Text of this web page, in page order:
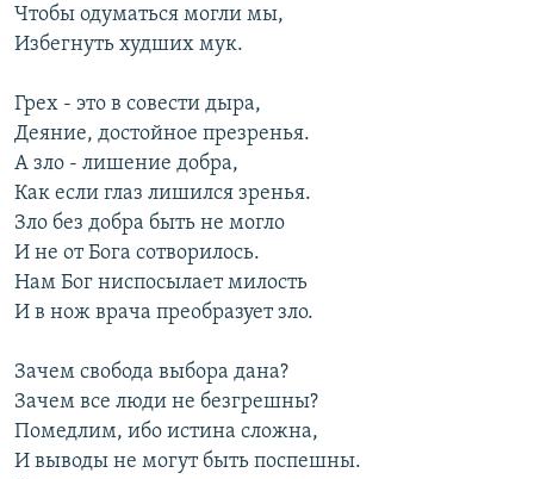
Чтобы одуматься могли мы,
Избегнуть худших мук.
Грех - это в совести дыра,
Деяние, достойное презренья.
А зло - лишение добра,
Как если глаз лишился зренья.
Зло без добра быть не могло
И не от Бога сотворилось.
Нам Бог ниспосылает милость
И в нож врача преобразует зло.
Зачем свобода выбора дана?
Зачем все люди не безгрешны?
Помедлим, ибо истина сложна,
И выводы не могут быть поспешны.